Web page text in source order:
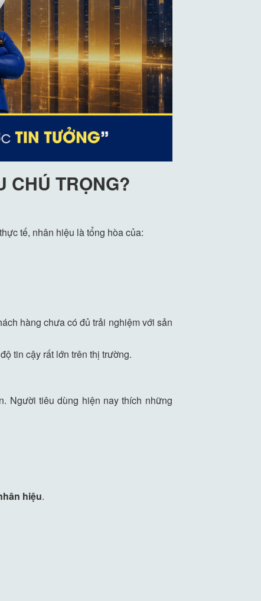
CHÚ TRỌNG?
tế, nhân hiệu là tổng hòa của:
hàng chưa có đủ trải nghiệm với sản
tin cậy rất lớn trên thị trường.
Người tiêu dùng hiện nay thích những
hiệu.